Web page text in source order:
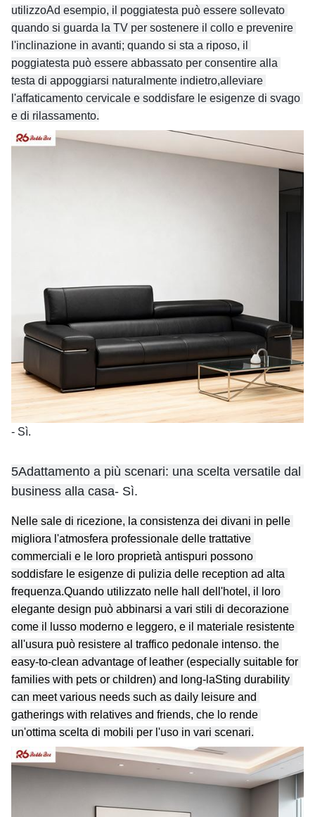
utilizzoAd esempio, il poggiatesta può essere sollevato
quando si guarda la TV per sostenere il collo e prevenire
l'inclinazione in avanti; quando si sta a riposo, il
poggiatesta può essere abbassato per consentire alla
testa di appoggiarsi naturalmente indietro,alleviare
l'affaticamento cervicale e soddisfare le esigenze di svago
e di rilassamento.
- Sì.
5Adattamento a più scenari: una scelta versatile dal
business alla casa- Sì.
Nelle sale di ricezione, la consistenza dei divani in pelle
migliora l'atmosfera professionale delle trattative
commerciali e le loro proprietà antispuri possono
soddisfare le esigenze di pulizia delle reception ad alta
frequenza.Quando utilizzato nelle hall dell'hotel, il loro
elegante design può abbinarsi a vari stili di decorazione
come il lusso moderno e leggero, e il materiale resistente
all'usura può resistere al traffico pedonale intenso. the
easy-to-clean advantage of leather (especially suitable for
families with pets or children) and long-laSting durability
can meet various needs such as daily leisure and
gatherings with relatives and friends, che lo rende
un'ottima scelta di mobili per l'uso in vari scenari.